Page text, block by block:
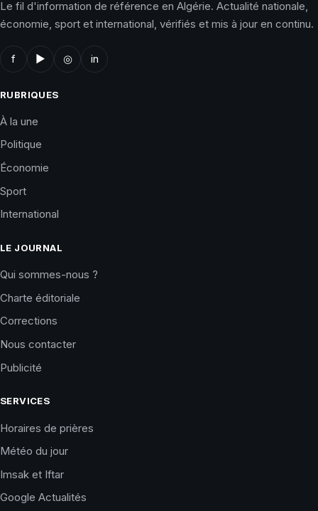
Le fil d'information de référence en Algérie. Actualité nationale,
économie, sport et international, vérifiés et mis à jour en continu.
f ▶ ◎ in
RUBRIQUES
À la une
Politique
Économie
Sport
International
LE JOURNAL
Qui sommes-nous ?
Charte éditoriale
Corrections
Nous contacter
Publicité
SERVICES
Horaires de prières
Météo du jour
Imsak et Iftar
Google Actualités